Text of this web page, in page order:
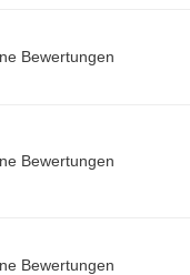
Bewertungen
Bewertungen
Bewertungen